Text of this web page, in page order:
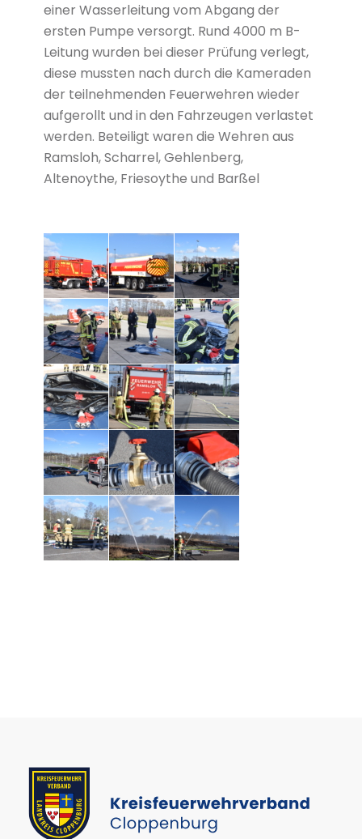
einer Wasserleitung vom Abgang der
ersten Pumpe versorgt. Rund 4000 m B-
Leitung wurden bei dieser Prüfung verlegt,
diese mussten nach durch die Kameraden
der teilnehmenden Feuerwehren wieder
aufgerollt und in den Fahrzeugen verlastet
werden. Beteiligt waren die Wehren aus
Ramsloh, Scharrel, Gehlenberg,
Altenoythe, Friesoythe und Barßel